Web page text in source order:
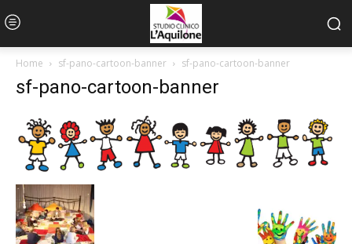
Home sf-pano-cartoon-banner sf-pano-cartoon-banner
sf-pano-cartoon-banner